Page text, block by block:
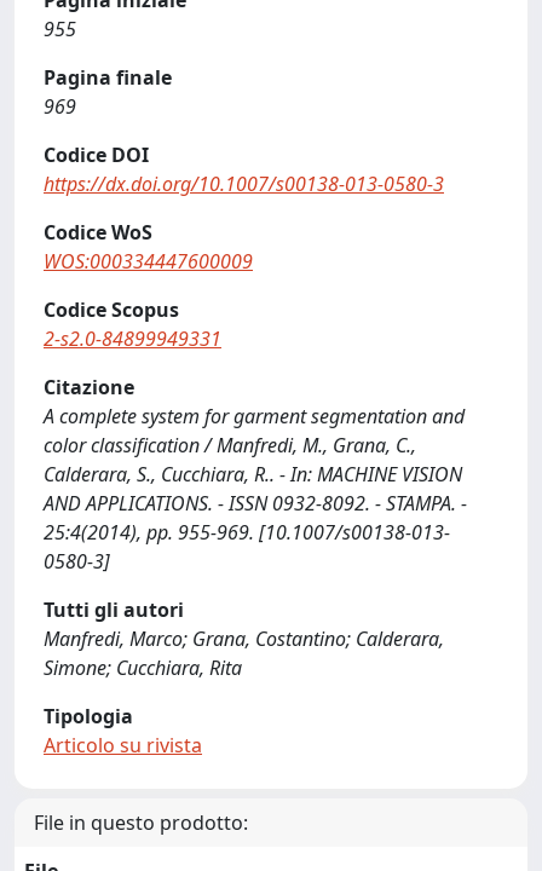
955
Pagina finale
969
Codice DOI
https://dx.doi.org/10.1007/s00138-013-0580-3
Codice WoS
WOS:000334447600009
Codice Scopus
2-s2.0-84899949331
Citazione
A complete system for garment segmentation and
color classification / Manfredi, M., Grana, C.,
Calderara, S., Cucchiara, R.. - In: MACHINE VISION
AND APPLICATIONS. - ISSN 0932-8092. - STAMPA. -
25:4(2014), pp. 955-969. [10.1007/s00138-013-
0580-3]
Tutti gli autori
Manfredi, Marco; Grana, Costantino; Calderara,
Simone; Cucchiara, Rita
Tipologia
Articolo su rivista
File in questo prodotto: